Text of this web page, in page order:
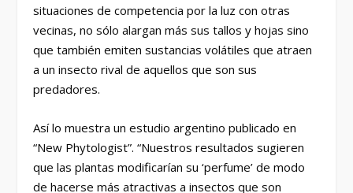
situaciones de competencia por la luz con otras
vecinas, no sólo alargan más sus tallos y hojas sino
que también emiten sustancias volátiles que atraen
a un insecto rival de aquellos que son sus
predadores.
Así lo muestra un estudio argentino publicado en
“New Phytologist”. “Nuestros resultados sugieren
que las plantas modificarían su ‘perfume’ de modo
de hacerse más atractivas a insectos que son